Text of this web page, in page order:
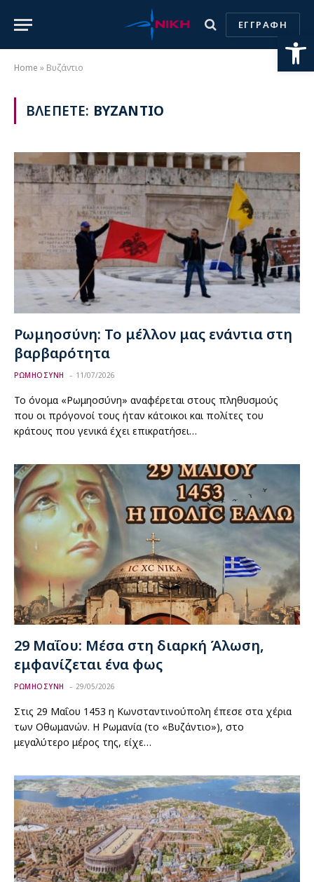
ΕΓΓΡΑΦΗ
Home » Βυζάντιο
ΒΛΕΠΕΤΕ: ΒΥΖΑΝΤΙΟ
Ρωμηοσύνη: Το μέλλον μας ενάντια στη
βαρβαρότητα
ΡΩΜΗΟΣΥΝΗ 11/07/2026
Το όνομα «Ρωμηοσύνη» αναφέρεται στους πληθυσμούς
που οι πρόγονοί τους ήταν κάτοικοι και πολίτες του
κράτους που γενικά έχει επικρατήσει…
29 Μαΐου: Μέσα στη διαρκή Άλωση,
εμφανίζεται ένα φως
ΡΩΜΗΟΣΥΝΗ 29/05/2026
Στις 29 Μαΐου 1453 η Κωνσταντινούπολη έπεσε στα χέρια
των Οθωμανών. Η Ρωμανία (το «Βυζάντιο»), στο
μεγαλύτερο μέρος της, είχε…